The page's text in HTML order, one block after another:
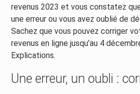
revenus 2023 et vous constatez
une erreur ou vous avez oublié de
Sachez que vous pouvez corriger
revenus en ligne jusqu’au 4
Explications.
Une erreur, un oubli :